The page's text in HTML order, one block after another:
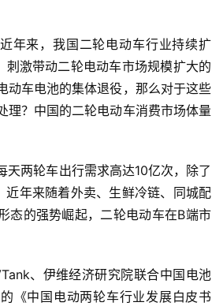
近年来，我国二轮电动车行业持续扩
刺激带动二轮电动车市场规模扩大的
动车电池的集体退役，那么对于这些
理？中国的二轮电动车消费市场体量
天两轮车出行需求高达10亿次，除了
近年来随着外卖、生鲜冷链、同城配
态的强势崛起，二轮电动车在B端市
、伊维经济研究院联合中国电池
《中国电动两轮车行业发展白皮书